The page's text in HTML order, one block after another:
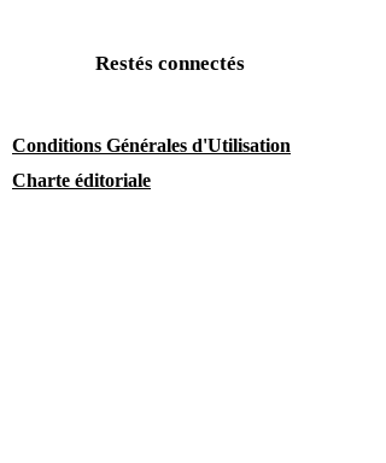
Restés connectés
Conditions Générales d'Utilisation
Charte éditoriale